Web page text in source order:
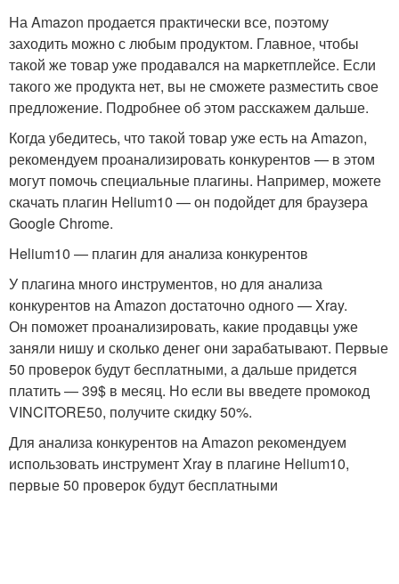
На Amazon продается практически все, поэтому
заходить можно с любым продуктом. Главное, чтобы
такой же товар уже продавался на маркетплейсе. Если
такого же продукта нет, вы не сможете разместить свое
предложение. Подробнее об этом расскажем дальше.
Когда убедитесь, что такой товар уже есть на Amazon,
рекомендуем проанализировать конкурентов — в этом
могут помочь специальные плагины. Например, можете
скачать плагин Helium10 — он подойдет для браузера
Google Chrome.
Helium10 — плагин для анализа конкурентов
У плагина много инструментов, но для анализа
конкурентов на Amazon достаточно одного — Xray.
Он поможет проанализировать, какие продавцы уже
заняли нишу и сколько денег они зарабатывают. Первые
50 проверок будут бесплатными, а дальше придется
платить — 39$ в месяц. Но если вы введете промокод
VINCITORE50, получите скидку 50%.
Для анализа конкурентов на Amazon рекомендуем
использовать инструмент Xray в плагине Helium10,
первые 50 проверок будут бесплатными